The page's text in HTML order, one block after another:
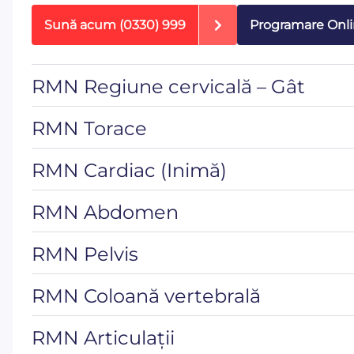
Sună acum (0330) 999 Programare
RMN Regiune cervicală – Gât
RMN Torace
RMN Cardiac (Inimă)
RMN Abdomen
RMN Pelvis
RMN Coloană vertebrală
RMN Articulații